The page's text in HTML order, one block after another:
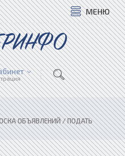
МЕНЮ
ОБЪЯВЛЕНИЙ / ПОДАТЬ